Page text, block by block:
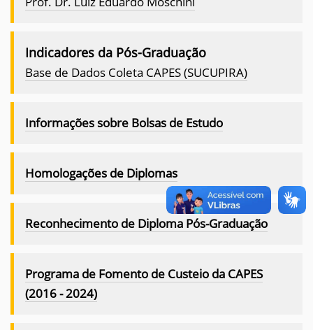
Indicadores da Pós-Graduação
Base de Dados Coleta CAPES (SUCUPIRA)
Informações sobre Bolsas de Estudo
Homologações de Diplomas
Reconhecimento de Diploma Pós-Graduação
Programa de Fomento de Custeio da CAPES
(2016 - 2024)